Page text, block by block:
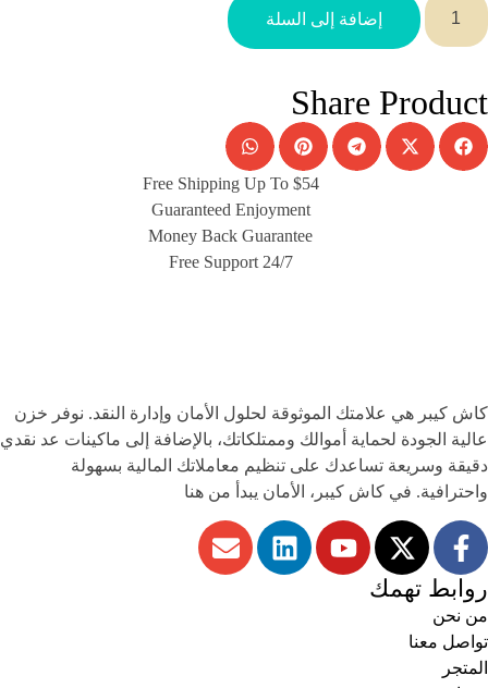
إضافة إلى السلة
Share Product
Free Shipping Up To $54
Guaranteed Enjoyment
Money Back Guarantee
Free Support 24/7
كاش كيبر هي علامتك الموثوقة لحلول الأمان وإدارة النقد. نوفر خزن
عالية الجودة لحماية أموالك وممتلكاتك، بالإضافة إلى ماكينات عد نقدي
دقيقة وسريعة تساعدك على تنظيم معاملاتك المالية بسهولة
واحترافية. في كاش كيبر، الأمان يبدأ من هنا
روابط تهمك
من نحن
تواصل معنا
المتجر